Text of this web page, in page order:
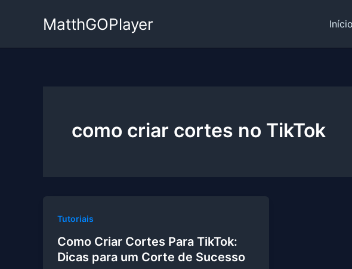
MatthGOPlayer Início
como criar cortes no TikTok
Tutoriais
Como Criar Cortes Para TikTok:
Dicas para um Corte de Sucesso